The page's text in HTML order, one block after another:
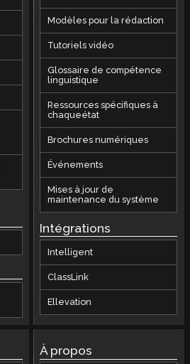
Modèles pour la rédaction
Tutoriels vidéo
Glossaire de compétence
linguistique
Ressources spécifiques à
chaqueétat
Brochures numériques
Événements
Mises à jour de
maintenance du système
Intégrations
Intelligent
ClassLink
Ellevation
À propos